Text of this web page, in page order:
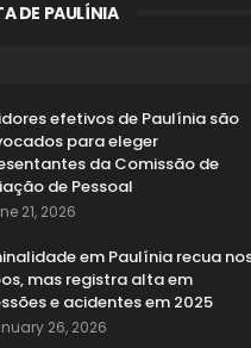
DE PAULÍNIA
efetivos de Paulínia são
para eleger
da Comissão de
de Pessoal
21, 2026
em Paulínia recua
mas registra alta em
e acidentes em 2025
26, 2026